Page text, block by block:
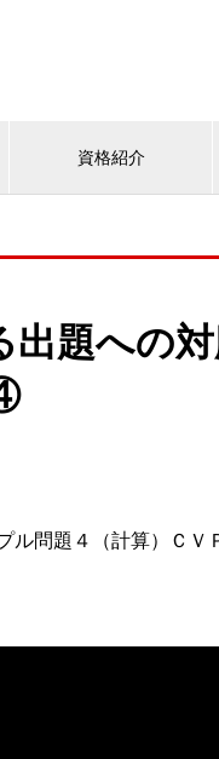
資格紹介
出題への
ル問題４（計算）ＣＶ